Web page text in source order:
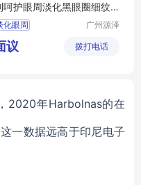
呵护眼周淡化黑眼圈细纹
效眼 膜oem
化眼周
广州源泽
公司
议 拨打电话
， 2020年Harbolnas的在
一数据远高于印尼电子